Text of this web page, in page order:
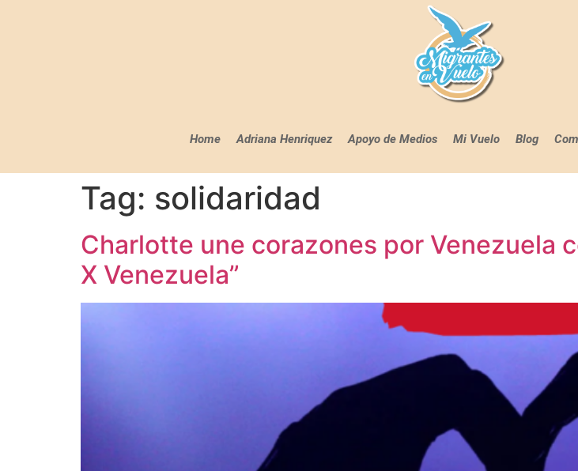
Home Adriana Henriquez Apoyo de Medios Mi Vuelo Blog
Tag: solidaridad
Charlotte une corazones por Venezuela
X Venezuela”